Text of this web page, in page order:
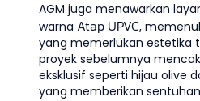
AGM juga menawarkan
warna Atap UPVC,
yang memerlukan estetika
proyek sebelumnya
eksklusif seperti hijau olive
yang memberikan